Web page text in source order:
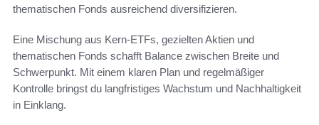
thematischen Fonds ausreichend diversifizieren.
Eine Mischung aus Kern-ETFs, gezielten Aktien und
thematischen Fonds schafft Balance zwischen Breite und
Schwerpunkt. Mit einem klaren Plan und regelmäßiger
Kontrolle bringst du langfristiges Wachstum und Nachhaltigkeit
in Einklang.